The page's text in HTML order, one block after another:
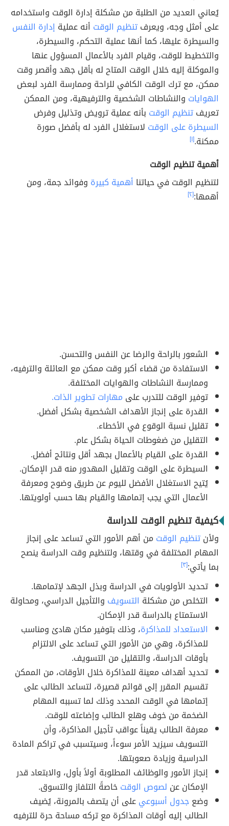
يُعاني العديد من الطلبة من مشكلة إدارة الوقت واستخدامه
على أمثل وجه، ويعرفتنظيم الوقت أنه عملية إدارة النفس
والسيطرة عليها، كما أنها عملية التحكم، والسيطرة،
والتخطيط للوقت، وقيام الفرد بالأعمال المسؤول عنها
والموكلة إليه خلال الوقت المتاح له بأقل جهد وأقصر وقت
ممكن، مع ترك الوقت الكافي للراحة وممارسة الفرد لبعض
الهوايات والنشاطات الشخصية والترفيهية، ومن الممكن
تعريفتنظيم الوقت بأنه عملية ترويض وتذليل وفرض
السيطرة على الوقت لاستغلال الفرد له بأفضل صورة
ممكنة.[١]
أهمية تنظيم الوقت
لتنظيم الوقت في حياتنا أهمية كبيرة وفوائد جمة، ومن
أهمها:[٢]
الشعور بالراحة والرضا عن النفس والتحسن.
الاستفادة من قضاء أكبر وقت ممكن مع العائلة والترفيه،
وممارسة النشاطات والهوايات المختلفة.
توفير الوقت للتدرب على مهارات تطوير الذات.
القدرة على إنجاز الأهداف الشخصية بشكل أفضل.
تقليل نسبة الوقوع في الأخطاء.
التقليل من ضغوطات الحياة بشكل عام.
القدرة على القيام بالأعمال بجهد أقل ونتائج أفضل.
السيطرة على الوقت وتقليل المهدور منه قدر الإمكان.
يُتيح الاستغلال الأفضل لليوم عن طريق وضوح ومعرفة
الأعمال التي يجب إتمامها والقيام بها حسب أولويتها.
كيفية تنظيم الوقت للدراسة
ولأنتنظيم الوقت من أهم الأمور التي تساعد على إنجاز
المهام المختلفة في وقتها، ولتنظيم وقت الدراسة ينصح
بما يأتي:[٣]
تحديد الأولويات في الدراسة وبذل الجهد لإتمامها.
التخلص من مشكلة التسويف والتأجيل الدراسي، ومحاولة
الاستمتاع بالدراسة قدر الإمكان.
الاستعداد للمذاكرة، وذلك بتوفير مكان هادئ ومناسب
للمذاكرة، وهي من الأمور التي تساعد على الالتزام
بأوقات الدراسة، والتقليل من التسويف.
تحديد أهداف معينة للمذاكرة خلال الأوقات، من الممكن
تقسيم المقرر إلى قوائم قصيرة، لتساعد الطالب على
إتمامها في الوقت المحدد وذلك لما تسببه المهام
الضخمة من خوف وهلع الطالب وإضاعته للوقت.
معرفة الطالب يقيناً عواقب تأجيل المذاكرة، وأن
التسويف سيزيد الأمر سوءاً، وسيتسبب في تراكم المادة
الدراسية وزيادة صعوبتها.
إنجاز الأمور والوظائف المطلوبة أولاً بأول، والابتعاد قدر
الإمكان عن لصوص الوقتخاصةً التلفاز والتسوق.
وضعجدول أسبوعيعلى أن يتصف بالمرونة، يُضيف
الطالب إليه أوقات المذاكرة مع تركه مساحة حرة للترفيه